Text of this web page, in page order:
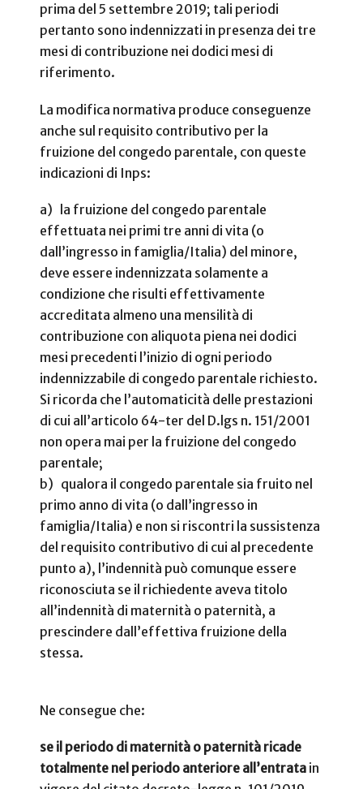
prima del 5 settembre 2019; tali periodi
pertanto sono indennizzati in presenza dei tre
mesi di contribuzione nei dodici mesi di
riferimento.
La modifica normativa produce conseguenze
anche sul requisito contributivo per la
fruizione del congedo parentale, con queste
indicazioni di Inps:
a) la fruizione del congedo parentale
effettuata nei primi tre anni di vita (o
dall’ingresso in famiglia/Italia) del minore,
deve essere indennizzata solamente a
condizione che risulti effettivamente
accreditata almeno una mensilità di
contribuzione con aliquota piena nei dodici
mesi precedenti l’inizio di ogni periodo
indennizzabile di congedo parentale richiesto.
Si ricorda che l’automaticità delle prestazioni
di cui all’articolo 64-ter del D.lgs n. 151/2001
non opera mai per la fruizione del congedo
parentale;
b) qualora il congedo parentale sia fruito nel
primo anno di vita (o dall’ingresso in
famiglia/Italia) e non si riscontri la sussistenza
del requisito contributivo di cui al precedente
punto a), l’indennità può comunque essere
riconosciuta se il richiedente aveva titolo
all’indennità di maternità o paternità, a
prescindere dall’effettiva fruizione della
stessa.
Ne consegue che:
se il periodo di maternità o paternità ricade
totalmente nel periodo anteriore all’entrata in